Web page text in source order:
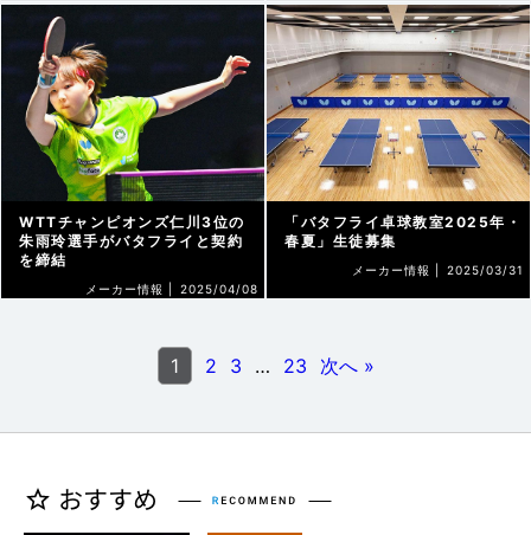
メーカー情報 | 2025/07/09
WTTチャンピオンズ仁川3位の
朱雨玲選手がバタフライと契約
を締結
メーカー情報 | 2025/04/08
「バタフライ卓球教室2025年・
春夏」生徒募集
メーカー情報 | 2025/03/31
1 2 3 … 23 次へ »